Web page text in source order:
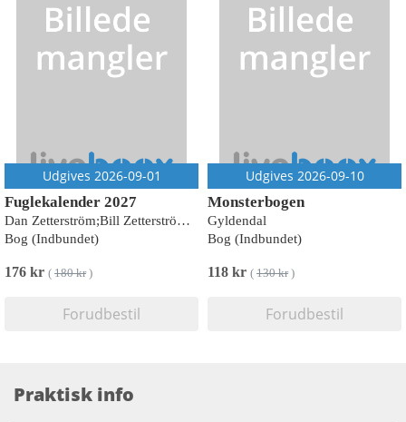
Udgives 2026-09-01
Fuglekalender 2027
Dan Zetterström;Bill Zetterström;Niklas Aronsson
Bog (Indbundet)
176 kr ( 180 kr)
Forudbestil
Udgives 2026-09-10
Monsterbogen
Gyldendal
Bog (Indbundet)
118 kr ( 130 kr)
Forudbestil
Praktisk info